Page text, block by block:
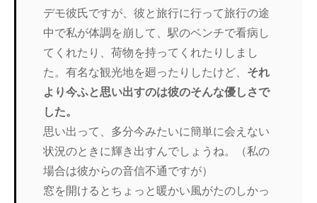
デモ彼氏ですが、彼と旅行に行って旅行の途
中で私が体調を崩して、駅のベンチで看病し
てくれたり、荷物を持ってくれたりしまし
た。有名な観光地を廻ったりしたけど、 それ
より今ふと思い出すのは彼のそんな優しさで
した。
思い出って、多分今みたいに簡単に会えない
状況のときに輝き出すんでしょうね。（私の
場合は彼からの音信不通ですが）
窓を開けるとちょっと暖かい風がたのしかっ